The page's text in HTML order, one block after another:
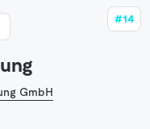
#14
GmbH